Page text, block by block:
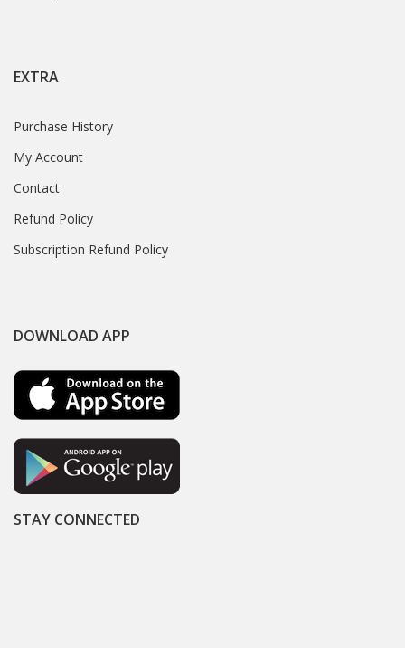
EXTRA
Purchase History
My Account
Contact
Refund Policy
Subscription Refund Policy
DOWNLOAD APP
STAY CONNECTED